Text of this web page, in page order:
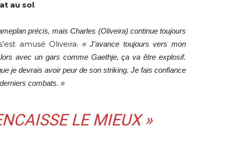
au sol.
précis, mais Charles (Oliveira) continue toujours
amusé Oliveira. « J’avance toujours vers mon
avec un gars comme Gaethje, ça va être explosif.
je devrais avoir peur de son striking. Je fais confiance
combats. »
LE MIEUX »